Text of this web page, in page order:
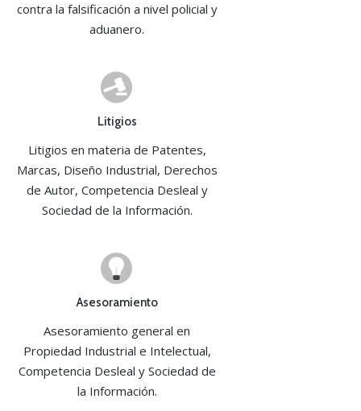
contra la falsificación a nivel policial y
aduanero.
Litigios
Litigios en materia de Patentes,
Marcas, Diseño Industrial, Derechos
de Autor, Competencia Desleal y
Sociedad de la Información.
Asesoramiento
Asesoramiento general en
Propiedad Industrial e Intelectual,
Competencia Desleal y Sociedad de
la Información.